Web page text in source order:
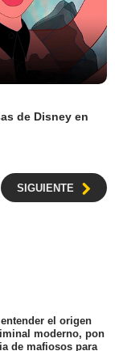
de Disney en
SIGUIENTE
el origen
moderno, pon
de mafiosos para